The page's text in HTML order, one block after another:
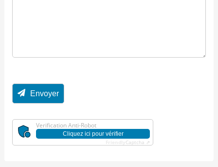
Envoyer
Verification Anti-Robot
Cliquez ici pour vérifier
Captcha ⇗